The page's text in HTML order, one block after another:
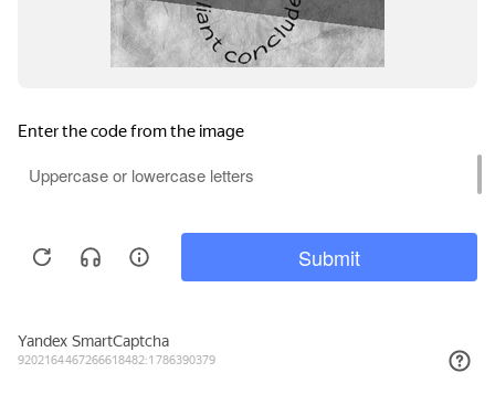
Безрамное остекление балконов
Мы используем файлы cookie, метрические программы и системы
ПРИНЯТЬ